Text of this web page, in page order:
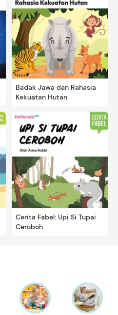
Badak Jawa dan Rahasia
Kekuatan Hutan
Cerita Fabel: Upi Si Tupai
Ceroboh